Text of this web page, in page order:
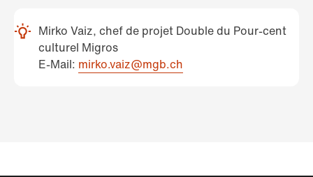
Mirko Vaiz, chef de projet Double du Pour-cent
culturel Migros
E-Mail: mirko.vaiz@mgb.ch